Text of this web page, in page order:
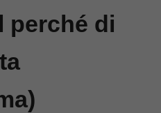
perché di